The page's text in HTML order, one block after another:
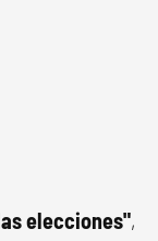
elecciones",